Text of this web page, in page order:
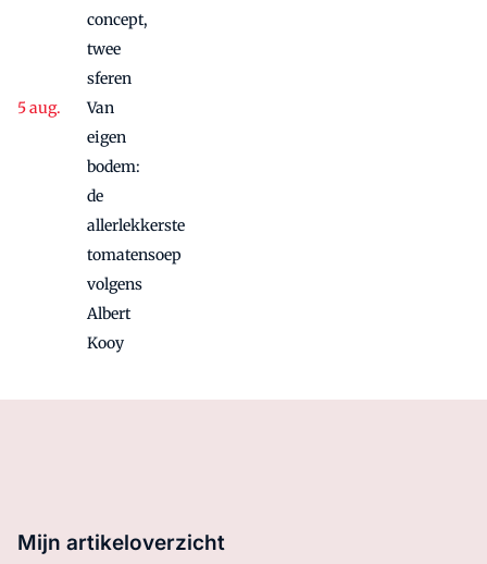
concept,
twee
sferen
Van
eigen
bodem:
de
allerlekkerste
tomatensoep
volgens
Albert
Kooy
Mijn artikeloverzicht